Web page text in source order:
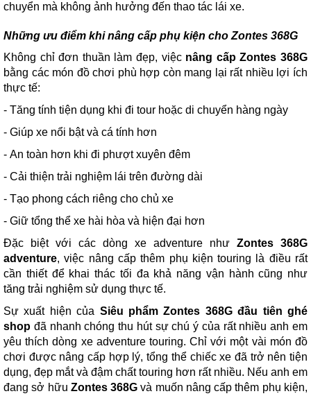
chuyển mà không ảnh hưởng đến thao tác lái xe.
Những ưu điểm khi nâng cấp phụ kiện cho Zontes 368G
Không chỉ đơn thuần làm đẹp, việc nâng cấp Zontes 368G
bằng các món đồ chơi phù hợp còn mang lại rất nhiều lợi ích
thực tế:
- Tăng tính tiện dụng khi đi tour hoặc di chuyển hàng ngày
- Giúp xe nổi bật và cá tính hơn
- An toàn hơn khi đi phượt xuyên đêm
- Cải thiện trải nghiệm lái trên đường dài
- Tạo phong cách riêng cho chủ xe
- Giữ tổng thể xe hài hòa và hiện đại hơn
Đặc biệt với các dòng xe adventure như Zontes 368G
adventure, việc nâng cấp thêm phụ kiện touring là điều rất
cần thiết để khai thác tối đa khả năng vận hành cũng như
tăng trải nghiệm sử dụng thực tế.
Sự xuất hiện của Siêu phẩm Zontes 368G đầu tiên ghé
shop đã nhanh chóng thu hút sự chú ý của rất nhiều anh em
yêu thích dòng xe adventure touring. Chỉ với một vài món đồ
chơi được nâng cấp hợp lý, tổng thể chiếc xe đã trở nên tiện
dụng, đẹp mắt và đậm chất touring hơn rất nhiều. Nếu anh em
đang sở hữu Zontes 368G và muốn nâng cấp thêm phụ kiện,